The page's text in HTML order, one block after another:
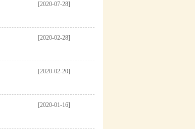
[2020-07-28]
[2020-02-28]
[2020-02-20]
[2020-01-16]